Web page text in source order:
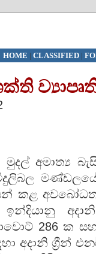
HOME | CLASSIFIED|
අමාත්‍ය
කළ
286 ක
අදානි ග්‍රීන්